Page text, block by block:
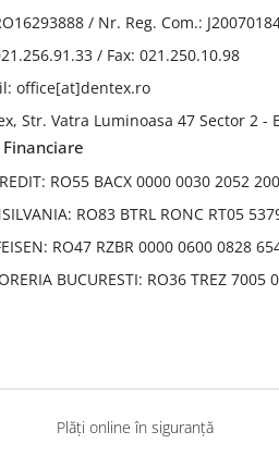
/ Nr. Reg. Com.:
/ Fax: 021.250.10.98
office[at]dentex.ro
Str. Vatra Luminoasa 47 Sector 2
RO55 BACX 0000 0030 2052
RO83 BTRL RONC RT05
RO47 RZBR 0000 0600 0828
BUCURESTI: RO36 TREZ 7005
Plăți online în siguranță